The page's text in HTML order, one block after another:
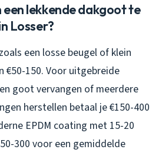
lekkende dakgoot te
Losser?
een losse beugel of klein
€50-150. Voor uitgebreide
goot vervangen of meerdere
herstellen betaal je €150-400
EPDM coating met 15-20
300 voor een gemiddelde